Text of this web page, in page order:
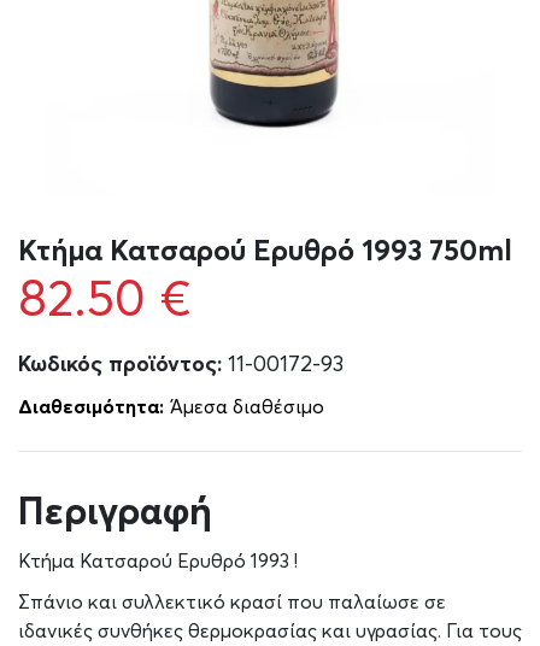
Κτήμα Κατσαρού Ερυθρό 1993 750ml
82.50 €
Κωδικός προϊόντος: 11-00172-93
Διαθεσιμότητα: Άμεσα διαθέσιμο
Περιγραφή
Κτήμα Κατσαρού Ερυθρό 1993 !
Σπάνιο και συλλεκτικό κρασί που παλαίωσε σε
ιδανικές συνθήκες θερμοκρασίας και υγρασίας. Για τους